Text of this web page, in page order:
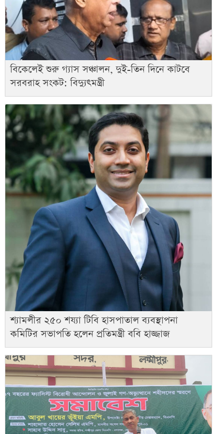
বিকেলেই শুরু গ্যাস সঞ্চালন, দুই-তিন দিনে কাটবে
সরবরাহ সংকট: বিদ্যুৎমন্ত্রী
শ্যামলীর ২৫০ শয্যা টিবি হাসপাতাল ব্যবস্থাপনা
কমিটির সভাপতি হলেন প্রতিমন্ত্রী ববি হাজ্জাজ